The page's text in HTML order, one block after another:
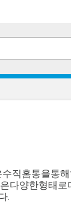
직홈통을통
다양한형태
.